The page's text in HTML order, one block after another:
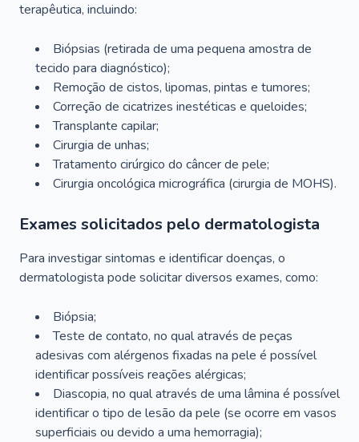
terapêutica, incluindo:
Biópsias (retirada de uma pequena amostra de
tecido para diagnóstico);
Remoção de cistos, lipomas, pintas e tumores;
Correção de cicatrizes inestéticas e queloides;
Transplante capilar;
Cirurgia de unhas;
Tratamento cirúrgico do câncer de pele;
Cirurgia oncológica micrográfica (cirurgia de MOHS).
Exames solicitados pelo dermatologista
Para investigar sintomas e identificar doenças, o
dermatologista pode solicitar diversos exames, como:
Biópsia;
Teste de contato, no qual através de peças
adesivas com alérgenos fixadas na pele é possível
identificar possíveis reações alérgicas;
Diascopia, no qual através de uma lâmina é possível
identificar o tipo de lesão da pele (se ocorre em vasos
superficiais ou devido a uma hemorragia);